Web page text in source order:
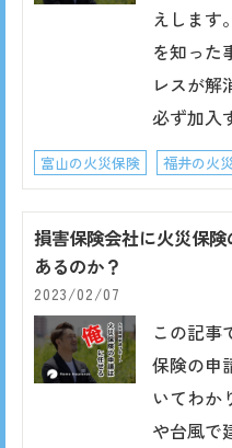
えします
を知った
レスが解
必ず加入
富山の火災保険 福井の火
損害保険会社に火災保
あるのか？
2023/02/07
この記事
保険の申
いてわか
や台風で